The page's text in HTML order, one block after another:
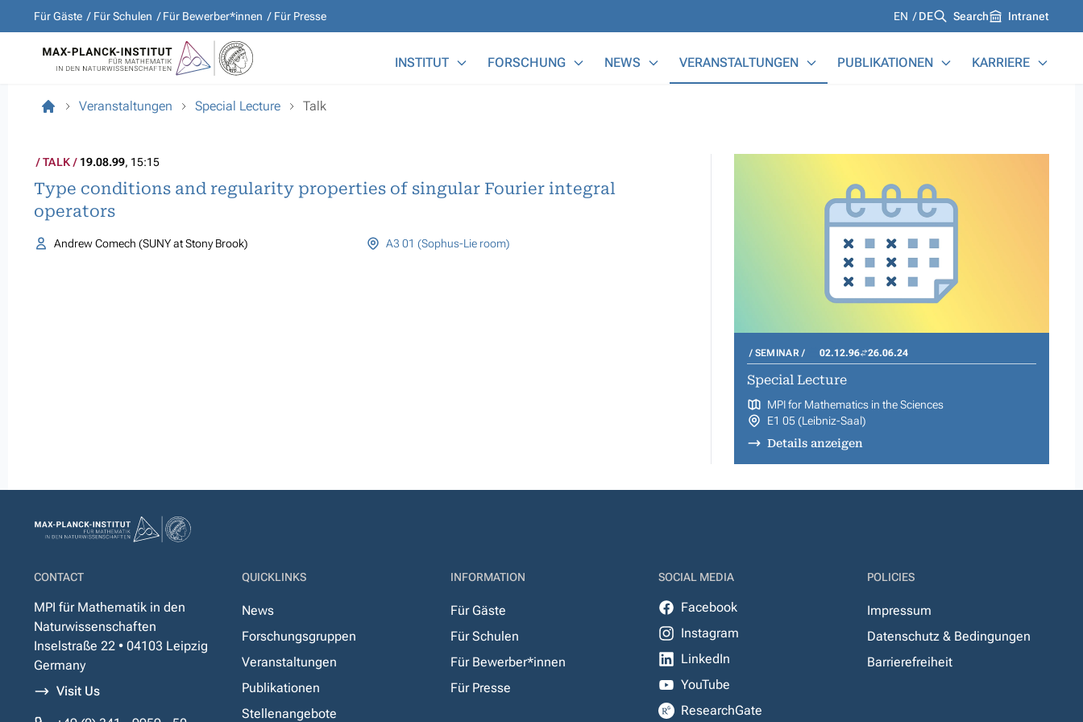
Für Gäste Für Schulen Für Bewerber*innen Für Presse Languages
EN DE Search Intranet
INSTITUT FORSCHUNG NEWS VERANSTALTUNGEN PUBLIKATIONEN KARRIERE
Veranstaltungen Special Lecture Talk
TALK 19.08.99, 15:15
Type conditions and regularity properties of singular Fourier integral
operators
Andrew Comech (SUNY at Stony Brook) A3 01 (Sophus-Lie room)
SEMINAR 02.12.96 26.06.24
Special Lecture
MPI for Mathematics in the Sciences
E1 05 (Leibniz-Saal)
Details anzeigen
CONTACT
MPI für Mathematik in den
Naturwissenschaften
Inselstraße 22 • 04103 Leipzig
Germany
Visit Us
QUICKLINKS
News
Forschungsgruppen
Veranstaltungen
Publikationen
Stellenangebote
INFORMATION
Für Gäste
Für Schulen
Für Bewerber*innen
Für Presse
SOCIAL MEDIA
Facebook
Instagram
LinkedIn
YouTube
ResearchGate
POLICIES
Impressum
Datenschutz & Bedingungen
Barrierefreiheit